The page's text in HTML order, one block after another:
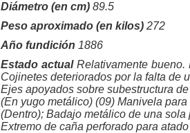
Diámetro (en cm) 89.5
Peso aproximado (en kilos) 272
Año fundición 1886
Estado actualRelativamente bueno.
Cojinetes deteriorados por la falta de
Ejes apoyados sobre subestructura
(En yugo metálico) (09) Manivela
(Dentro); Badajo metálico de una
Extremo de caña perforado para